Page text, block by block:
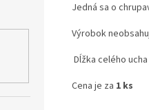
Jedná sa o
Výrobok
Dĺžka celého
Cena je za 1 ks